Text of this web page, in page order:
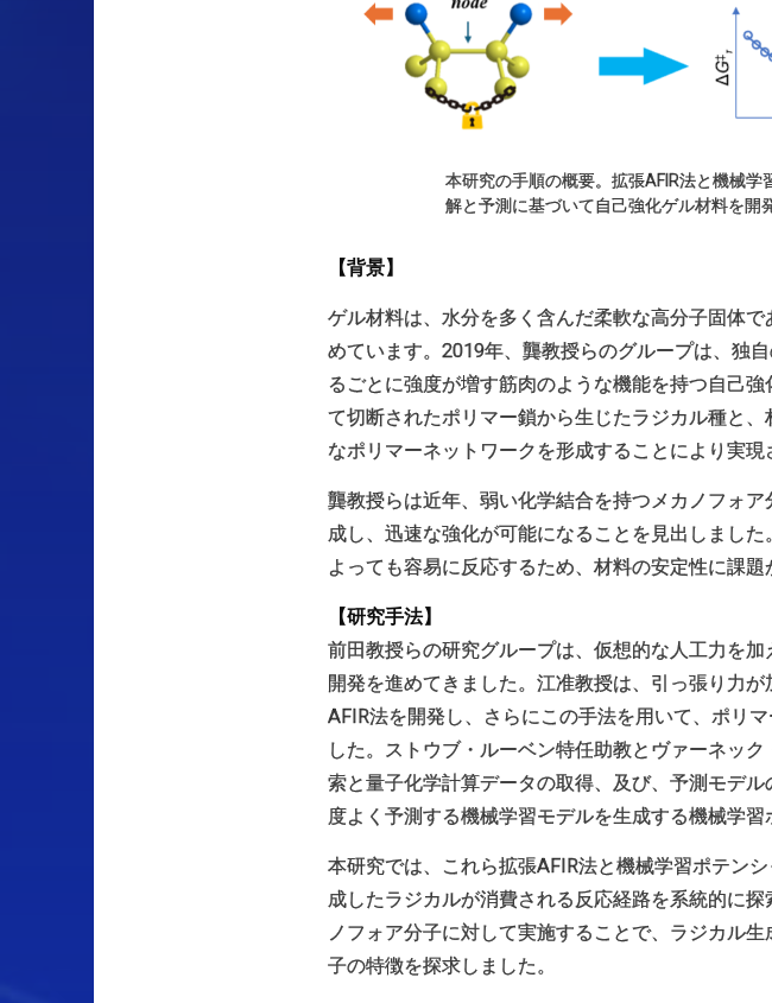
本研究の手順の概要。拡張AFIR法と機械
解と予測に基づいて自己強化ゲル材料を開
【背景】
ゲル材料は、水分を多く含んだ柔軟な高分子固体
めています。2019年、龔教授らのグループは、独
るごとに強度が増す筋肉のような機能を持つ自己
て切断されたポリマー鎖から生じたラジカル種と
なポリマーネットワークを形成することにより実現
龔教授らは近年、弱い化学結合を持つメカノフォ
成し、迅速な強化が可能になることを見出しまし
よっても容易に反応するため、材料の安定性に課題
【研究手法】
前田教授らの研究グループは、仮想的な人工力を
開発を進めてきました。江准教授は、引っ張り力
AFIR法を開発し、さらにこの手法を用いて、ポリ
した。ストウブ・ルーベン特任助教とヴァーネッ
索と量子化学計算データの取得、及び、予測モデ
度よく予測する機械学習モデルを生成する機械学習
本研究では、これら拡張AFIR法と機械学習ポテン
成したラジカルが消費される反応経路を系統的に
ノフォア分子に対して実施することで、ラジカル
子の特徴を探求しました。